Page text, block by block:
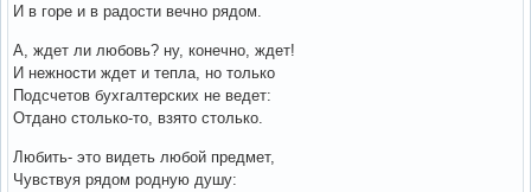
И в горе и в радости вечно рядом.
А, ждет ли любовь? ну, конечно, ждет!
И нежности ждет и тепла, но только
Подсчетов бухгалтерских не ведет:
Отдано столько-то, взято столько.
Любить- это видеть любой предмет,
Чувствуя рядом родную душу: